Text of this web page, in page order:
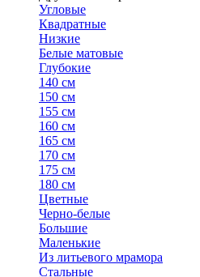
Угловые
Квадратные
Низкие
Белые матовые
Глубокие
140 см
150 см
155 см
160 см
165 см
170 см
175 см
180 см
Цветные
Черно-белые
Большие
Маленькие
Из литьевого мрамора
Стальные